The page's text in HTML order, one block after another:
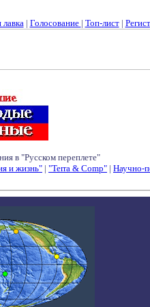
| Голосование | Топ-лист|
в "Русском переплете"
и жизнь" | "Terra & Comp" | Научно-